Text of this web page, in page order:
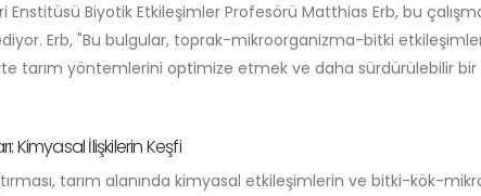
Enstitüsü Biyotik Etkileşimler Profesörü Matthias Erb, bu
Erb, "Bu bulgular, toprak-mikroorganizma-bitki
tarım yöntemlerini optimize etmek ve daha sürdürülebilir
Kimyasal İlişkilerin Keşfi
tarım alanında kimyasal etkileşimlerin ve bitki-kök-